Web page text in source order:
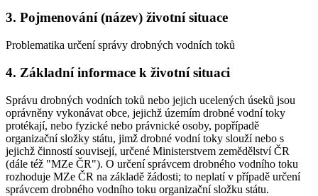
3. Pojmenování (název) životní situace
Problematika určení správy drobných vodních toků
4. Základní informace k životní situaci
Správu drobných vodních toků nebo jejich ucelených úseků jsou
oprávněny vykonávat obce, jejichž územím drobné vodní toky
protékají, nebo fyzické nebo právnické osoby, popřípadě
organizační složky státu, jimž drobné vodní toky slouží nebo s
jejichž činností souvisejí, určené Ministerstvem zemědělství ČR
(dále též "MZe ČR"). O určení správcem drobného vodního toku
rozhoduje MZe ČR na základě žádosti; to neplatí v případě určení
správcem drobného vodního toku organizační složku státu.